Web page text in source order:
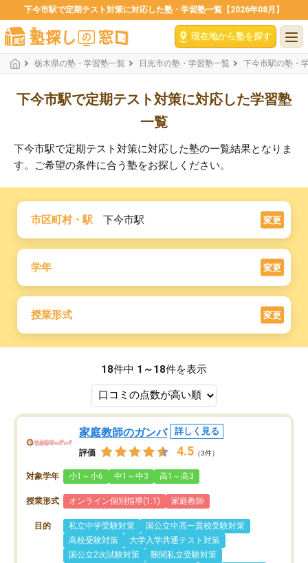
下今市駅で定期テスト対策に対応した塾・学習塾一覧【2026年08月】
現在地から塾を探す
栃木県の塾・学習塾一覧 日光市の塾・学習塾一覧 下今市駅の塾・
下今市駅で定期テスト対策に対応した学習塾
一覧
下今市駅で定期テスト対策に対応した塾の一覧結果となりま
す。ご希望の条件に合う塾をお探しください。
市区町村・駅 下今市駅 変更
学年 変更
授業形式 変更
18件中 1～18件を表示
家庭教師のガンバ 詳しく見る
評価 4.5 （3件）
対象学年 小1～小6 中1～中3 高1～高3
授業形式 オンライン個別指導(1:1) 家庭教師
目的 私立中学受験対策
国公立中高一貫校受験対策
高校受験対策
大学入学共通テスト対策
国公立2次試験対策
難関私立受験対策